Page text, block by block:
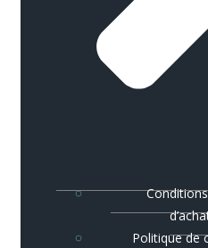
Politique de